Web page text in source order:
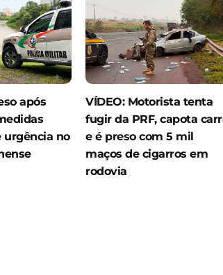
após
urgência no
VÍDEO: Motorista tenta
fugir da PRF, capota
e é preso com 5 mil
maços de cigarros em
rodovia